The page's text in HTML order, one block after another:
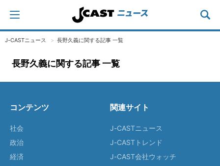
J-CASTニュース 長野久義に関する記事 一覧
長野久義に関する記事 一覧
コンテンツ
社会
政治
経済
関連サイト
J-CASTニュース
J-CASTトレンド
J-CAST会社ウォッチ